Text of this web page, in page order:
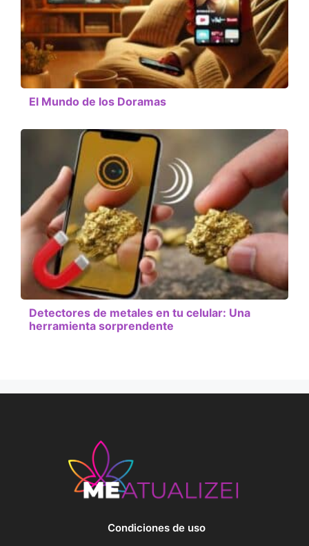
El Mundo de los Doramas
Detectores de metales en tu celular: Una
herramienta sorprendente
Condiciones de uso